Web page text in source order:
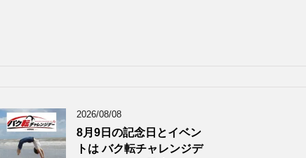
2026/08/08
8月9日の記念日とイベン
トは バク転チャレンジデ